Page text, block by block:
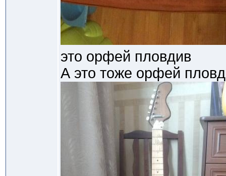
это орфей пловдив
А это тоже орфей